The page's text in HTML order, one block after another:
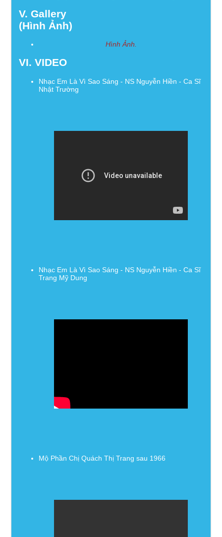
V. Gallery
(Hình Ảnh)
Hình Ảnh.
VI. VIDEO
Nhạc Em Là Vì Sao Sáng - NS Nguyễn Hiền - Ca Sĩ
Nhật Trường
Nhạc Em Là Vì Sao Sáng - NS Nguyễn Hiền - Ca Sĩ
Trang Mỹ Dung
Mộ Phần Chị Quách Thị Trang sau 1966